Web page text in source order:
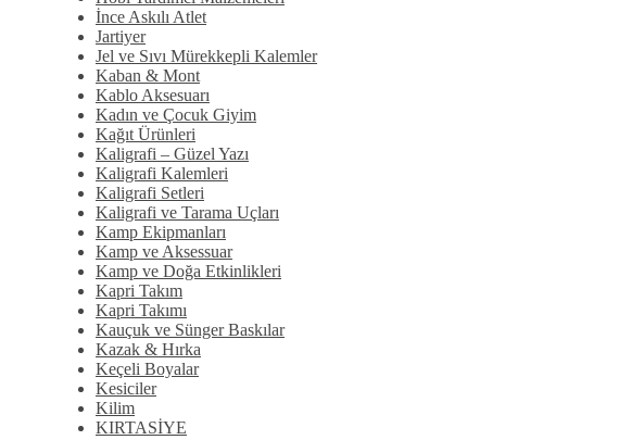
İnce Askılı Atlet
Jartiyer
Jel ve Sıvı Mürekkepli Kalemler
Kaban & Mont
Kablo Aksesuarı
Kadın ve Çocuk Giyim
Kağıt Ürünleri
Kaligrafi – Güzel Yazı
Kaligrafi Kalemleri
Kaligrafi Setleri
Kaligrafi ve Tarama Uçları
Kamp Ekipmanları
Kamp ve Aksessuar
Kamp ve Doğa Etkinlikleri
Kapri Takım
Kapri Takımı
Kauçuk ve Sünger Baskılar
Kazak & Hırka
Keçeli Boyalar
Kesiciler
Kilim
KIRTASİYE